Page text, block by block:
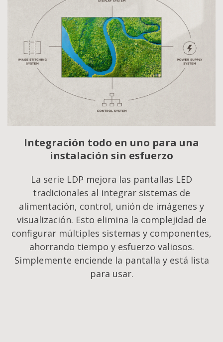
Integración todo en uno para una
instalación sin esfuerzo
La serie LDP mejora las pantallas LED
tradicionales al integrar sistemas de
alimentación, control, unión de imágenes y
visualización. Esto elimina la complejidad de
configurar múltiples sistemas y componentes,
ahorrando tiempo y esfuerzo valiosos.
Simplemente enciende la pantalla y está lista
para usar.